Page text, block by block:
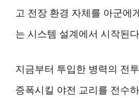
고 전장 환경 자체를 아군에
는 시스템 설계에서 시작된
지금부터 투입한 병력의 전
증폭시킬 야전 교리를 전수